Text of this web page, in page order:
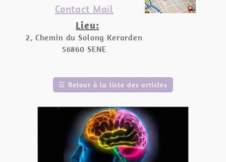
Contact Mail
Lieu:
2, Chemin du Solong Kerarden
56860 SENE
☰ Retour à la liste des articles